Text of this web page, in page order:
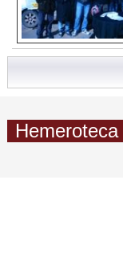
Hemeroteca